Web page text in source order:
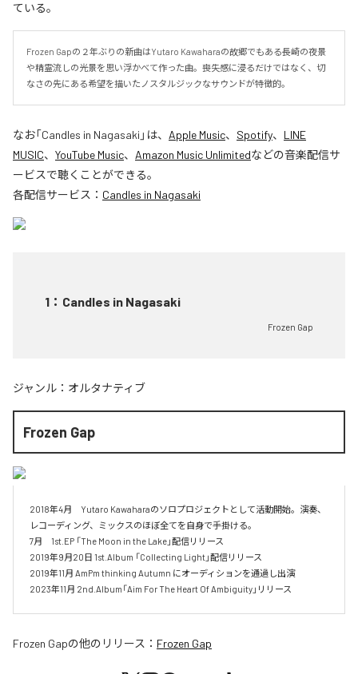
ている。
Frozen Gapの２年ぶりの新曲はYutaro Kawaharaの故郷でもある長崎の夜景
や精霊流しの光景を思い浮かべて作った曲。喪失感に浸るだけではなく、切
なさの先にある希望を描いたノスタルジックなサウンドが特徴的。
なお「Candles in Nagasaki 」は、 Apple Music、 Spotify、 LINE
MUSIC、 YouTube Music、 Amazon Music Unlimitedなどの音楽配信サ
ービスで聴くことができる。
各配信サービス： Candles in Nagasaki
1 ： Candles in Nagasaki
Frozen Gap
ジャンル： オルタナティブ
Frozen Gap
2018年4月　Yutaro Kawaharaのソロプロジェクトとして活動開始。演奏、
レコーディング、ミックスのほぼ全てを自身で手掛ける。
7月　1st.EP 「The Moon in the Lake」配信リリース
2019年9月20日 1st.Album 「Collecting Light」配信リリース
2019年11月 AmPm thinking Autumn にオーディションを通過し出演
2023年11月 2nd.Album「Aim For The Heart Of Ambiguity」リリース
Frozen Gapの他のリリース： Frozen Gap